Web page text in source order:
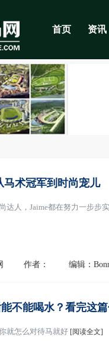
首页 资讯
马术冠军到时尚宠儿
达人，Jaime都在努力一步步
作者： 编辑：
能不能喝水？看完这
就怎么对待马就好 [阅读全文]